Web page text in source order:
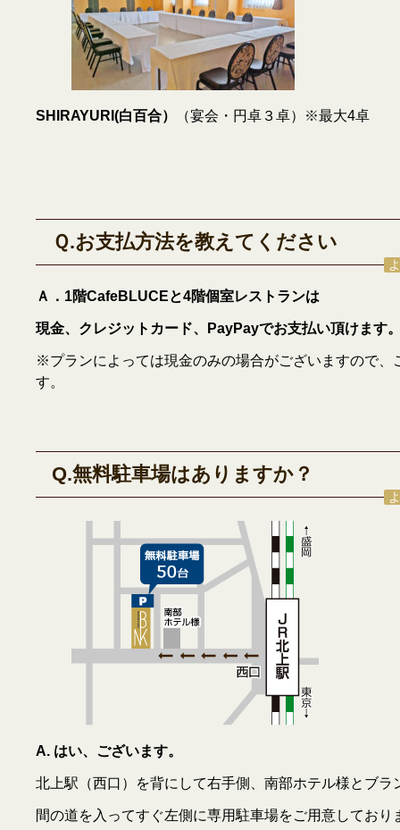
SHIRAYURI(白百合） （宴会・円卓３卓）※最大4卓
Ｑ.お支払方法を教えてください
Ａ．1階CafeBLUCEと4階個室レストランは
現金、クレジットカード、PayPayでお支払い頂けます
※プランによっては現金のみの場合がございますので、
す。
Q.無料駐車場はありますか？
A. はい、ございます。
北上駅（西口）を背にして右手側、南部ホテル様とブラ
間の道を入ってすぐ左側に専用駐車場をご用意しており